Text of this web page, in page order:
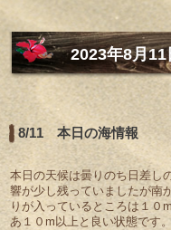
へ
ス
キ
ッ
プ
2023年8月11
8/11 本日の海情報
本日の天候は曇りのち日差し
響が少し残っていましたが南
りが入っているところは１０
あ１０m以上と良い状態です。